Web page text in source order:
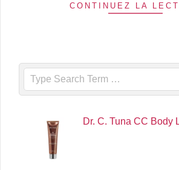
CONTINUEZ LA
Search
Dr. C. Tuna CC Body